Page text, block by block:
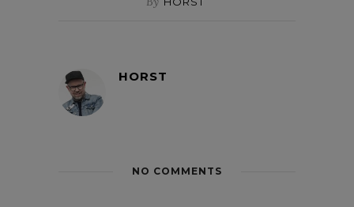
HORST
NO COMMENTS